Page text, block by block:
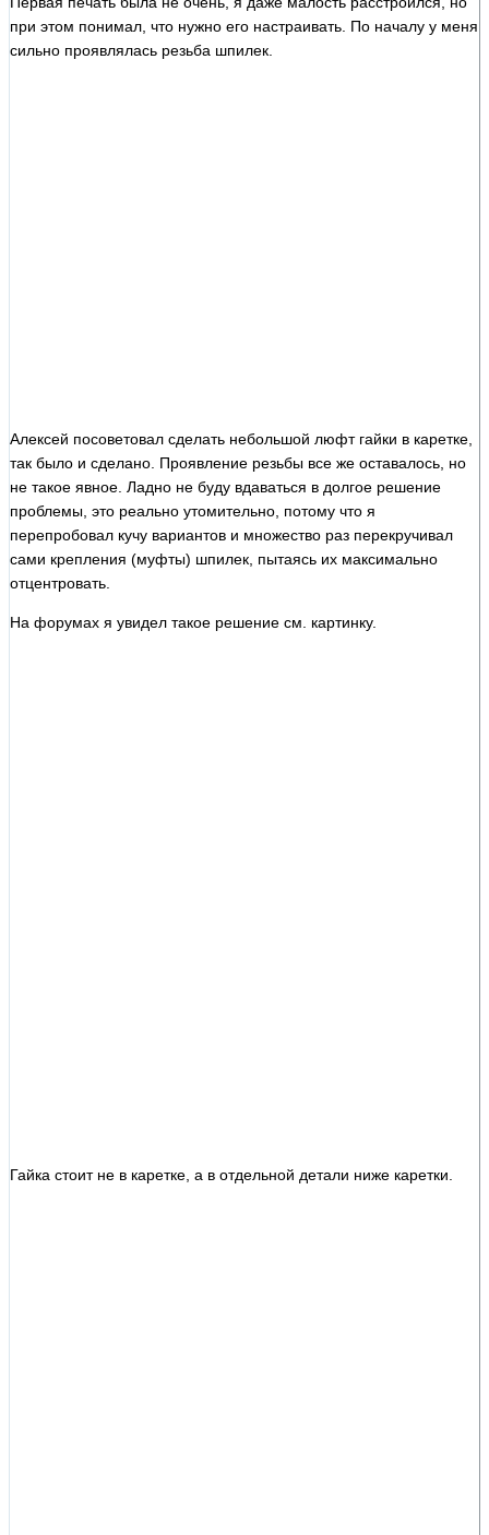
при этом понимал, что нужно его настраивать. По началу у меня
сильно проявлялась резьба шпилек.
Алексей посоветовал сделать небольшой люфт гайки в каретке,
так было и сделано. Проявление резьбы все же оставалось, но
не такое явное. Ладно не буду вдаваться в долгое решение
проблемы, это реально утомительно, потому что я
перепробовал кучу вариантов и множество раз перекручивал
сами крепления (муфты) шпилек, пытаясь их максимально
отцентровать.
На форумах я увидел такое решение см. картинку.
Гайка стоит не в каретке, а в отдельной детали ниже каретки.